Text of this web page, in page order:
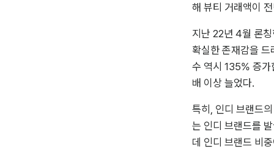
해 뷰티 거래액이
지난 22년 4월 론칭
확실한 존재감을
수 역시 135% 증가
배 이상 늘었다.
특히, 인디 브랜드
는 인디 브랜드를
데 인디 브랜드 비